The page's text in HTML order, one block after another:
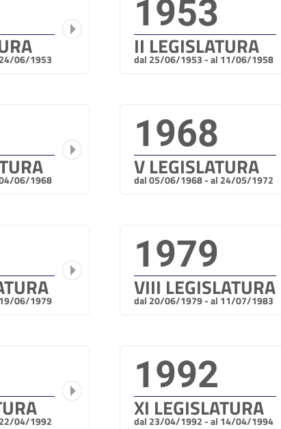
06/1953
1953
II LEGISLATURA
dal 25/06/1953 - al 11/06/1958
06/1968
1968
V LEGISLATURA
dal 05/06/1968 - al 24/05/1972
06/1979
1979
VIII LEGISLATURA
dal 20/06/1979 - al 11/07/1983
04/1992
1992
XI LEGISLATURA
dal 23/04/1992 - al 14/04/1994